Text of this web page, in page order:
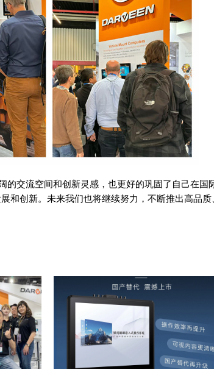
交流空间和创新灵感，也更好的巩固了自己在国
和创新。未来我们也将继续努力，不断推出高品质